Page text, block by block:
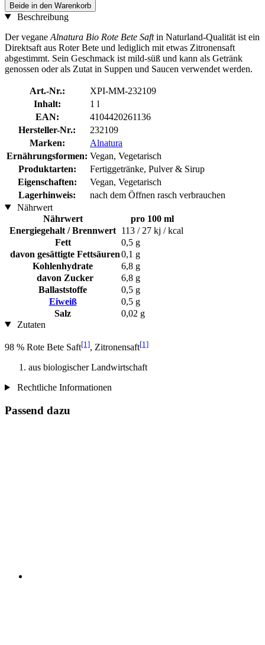
Beide in den Warenkorb
Beschreibung
Der vegane Alnatura Bio Rote Bete Saftin Naturland-Qualität ist ein
Direktsaft aus Roter Bete und lediglich mit etwas Zitronensaft
abgestimmt. Sein Geschmack ist mild-süß und kann als Getränk
genossen oder als Zutat in Suppen und Saucen verwendet werden.
Art.-Nr.:
XPI-MM-232109
Inhalt:
1 l
EAN:
4104420261136
Hersteller-Nr.:
232109
Marken:
Alnatura
Ernährungsformen: Vegan, Vegetarisch
Produktarten:
Fertiggetränke, Pulver & Sirup
Eigenschaften:
Vegan, Vegetarisch
Lagerhinweis:
nach dem Öffnen rasch verbrauchen
Nährwert
Nährwert
pro 100 ml
Energiegehalt / Brennwert 113 / 27 kj / kcal
Fett
0,5 g
davon gesättigte Fettsäuren0,1 g
Kohlenhydrate
6,8 g
davon Zucker
6,8 g
Ballaststoffe
0,5 g
Eiweiß
0,5 g
Salz
0,02 g
Zutaten
98 % Rote Bete Saft[1], Zitronensaft[1]
aus biologischer Landwirtschaft
Rechtliche Informationen
Passend dazu